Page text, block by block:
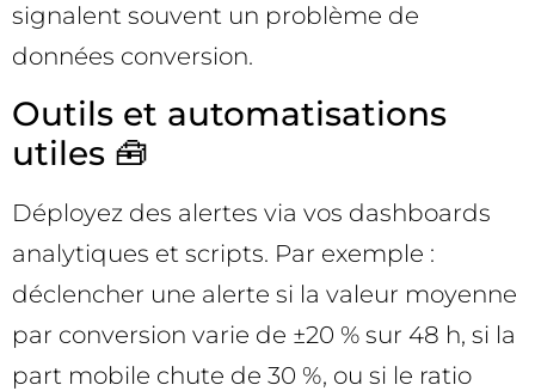
signalent souvent un problème de
données conversion.
Outils et automatisations
utiles 🧰
Déployez des alertes via vos dashboards
analytiques et scripts. Par exemple :
déclencher une alerte si la valeur moyenne
par conversion varie de ±20 % sur 48 h, si la
part mobile chute de 30 %, ou si le ratio